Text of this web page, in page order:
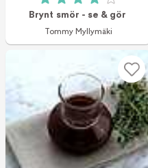
Betyg: 4 av 5
Brynt smör - se & gör
Tommy Myllymäki